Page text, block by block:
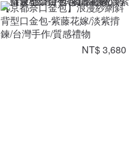
【京都奈口金包】浪漫紗網斜
背型口金包-紫藤花嫁/淡紫揹
鍊/台灣手作/質感禮物
NT$ 3,680